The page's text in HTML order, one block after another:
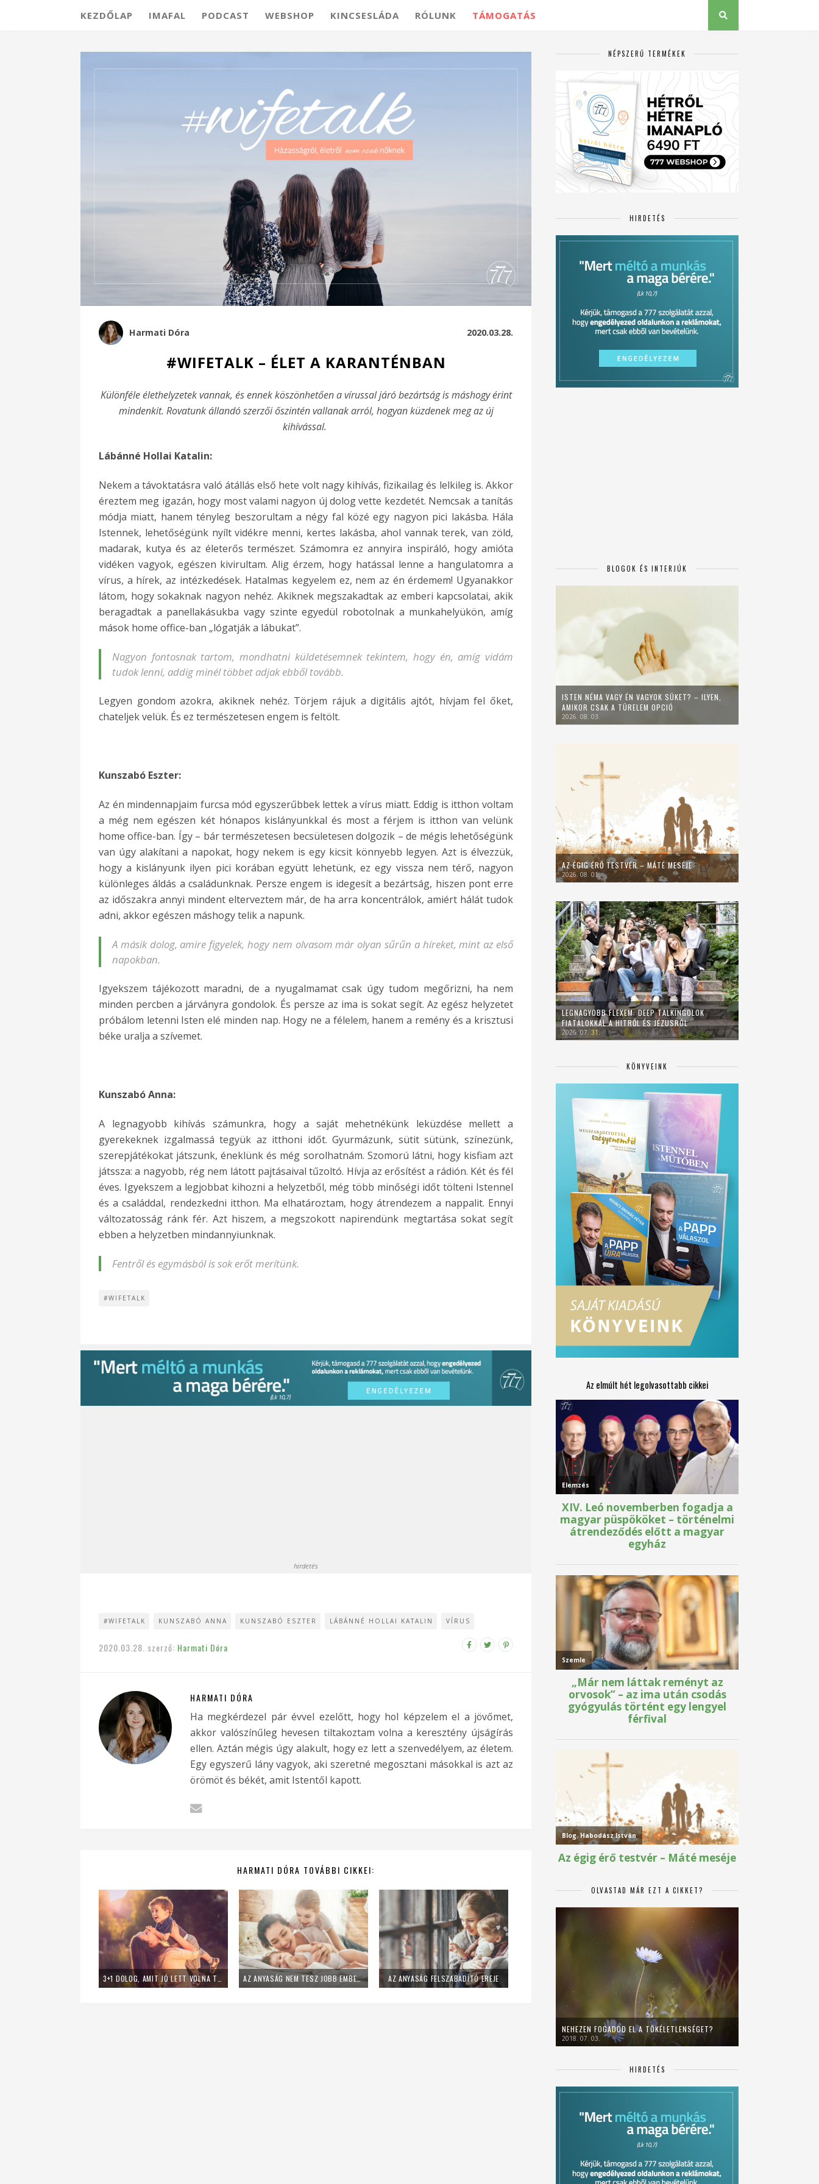
KEZDŐLAP IMAFAL PODCAST WEBSHOP KINCSESLÁDA RÓLUNK TÁMOGATÁS
Harmati Dóra 2020.03.28.
#WIFETALK – ÉLET A KARANTÉNBAN
Különféle élethelyzetek vannak, és ennek köszönhetően a vírussal járó bezártság is máshogy érint
mindenkit. Rovatunk állandó szerzői őszintén vallanak arról, hogyan küzdenek meg az új
kihívással.
Lábánné Hollai Katalin:
Nekem a távoktatásra való átállás első hete volt nagy kihívás, fizikailag és lelkileg is. Akkor
éreztem meg igazán, hogy most valami nagyon új dolog vette kezdetét. Nemcsak a tanítás
módja miatt, hanem tényleg beszorultam a négy fal közé egy nagyon pici lakásba. Hála
Istennek, lehetőségünk nyílt vidékre menni, kertes lakásba, ahol vannak terek, van zöld,
madarak, kutya és az életerős természet. Számomra ez annyira inspiráló, hogy amióta
vidéken vagyok, egészen kivirultam. Alig érzem, hogy hatással lenne a hangulatomra a
vírus, a hírek, az intézkedések. Hatalmas kegyelem ez, nem az én érdemem! Ugyanakkor
látom, hogy sokaknak nagyon nehéz. Akiknek megszakadtak az emberi kapcsolatai, akik
beragadtak a panellakásukba vagy szinte egyedül robotolnak a munkahelyükön, amíg
mások home office-ban „lógatják a lábukat”.
Nagyon fontosnak tartom, mondhatni küldetésemnek tekintem, hogy én, amíg vidám
tudok lenni, addig minél többet adjak ebből tovább.
Legyen gondom azokra, akiknek nehéz. Törjem rájuk a digitális ajtót, hívjam fel őket,
chateljek velük. És ez természetesen engem is feltölt.
Kunszabó Eszter:
Az én mindennapjaim furcsa mód egyszerűbbek lettek a vírus miatt. Eddig is itthon voltam
a még nem egészen két hónapos kislányunkkal és most a férjem is itthon van velünk
home office-ban. Így – bár természetesen becsületesen dolgozik – de mégis lehetőségünk
van úgy alakítani a napokat, hogy nekem is egy kicsit könnyebb legyen. Azt is élvezzük,
hogy a kislányunk ilyen pici korában együtt lehetünk, ez egy vissza nem térő, nagyon
különleges áldás a családunknak. Persze engem is idegesít a bezártság, hiszen pont erre
az időszakra annyi mindent elterveztem már, de ha arra koncentrálok, amiért hálát tudok
adni, akkor egészen máshogy telik a napunk.
A másik dolog, amire figyelek, hogy nem olvasom már olyan sűrűn a híreket, mint az első
napokban.
Igyekszem tájékozott maradni, de a nyugalmamat csak úgy tudom megőrizni, ha nem
minden percben a járványra gondolok. És persze az ima is sokat segít. Az egész helyzetet
próbálom letenni Isten elé minden nap. Hogy ne a félelem, hanem a remény és a krisztusi
béke uralja a szívemet.
Kunszabó Anna:
A legnagyobb kihívás számunkra, hogy a saját mehetnékünk leküzdése mellett a
gyerekeknek izgalmassá tegyük az itthoni időt. Gyurmázunk, sütit sütünk, színezünk,
szerepjátékokat játszunk, éneklünk és még sorolhatnám. Szomorú látni, hogy kisfiam azt
játssza: a nagyobb, rég nem látott pajtásaival tűzoltó. Hívja az erősítést a rádión. Két és fél
éves. Igyekszem a legjobbat kihozni a helyzetből, még több minőségi időt tölteni Istennel
és a családdal, rendezkedni itthon. Ma elhatároztam, hogy átrendezem a nappalit. Ennyi
változatosság ránk fér. Azt hiszem, a megszokott napirendünk megtartása sokat segít
ebben a helyzetben mindannyiunknak.
Fentről és egymásból is sok erőt merítünk.
#WIFETALK
hirdetés
#WIFETALK KUNSZABÓ ANNA KUNSZABÓ ESZTER LÁBÁNNÉ HOLLAI KATALIN VÍRUS
2020.03.28. szerző: Harmati Dóra
HARMATI DÓRA
Ha megkérdezel pár évvel ezelőtt, hogy hol képzelem el a jövőmet,
akkor valószínűleg hevesen tiltakoztam volna a keresztény újságírás
ellen. Aztán mégis úgy alakult, hogy ez lett a szenvedélyem, az életem.
Egy egyszerű lány vagyok, aki szeretné megosztani másokkal is azt az
örömöt és békét, amit Istentől kapott.
HARMATI DÓRA TOVÁBBI CIKKEI:
AZ ANYASÁG NEM TESZ JOBB EMBERRÉ AZ ANYASÁG FELSZABADÍTÓ EREJE
NÉPSZERŰ TERMÉKEK
HIRDETÉS
BLOGOK ÉS INTERJÚK
ISTEN NÉMA VAGY ÉN VAGYOK SÜKET? – ILYEN,
AMIKOR CSAK A TÜRELEM OPCIÓ
2026. 08. 03.
AZ ÉGIG ÉRŐ TESTVÉR – MÁTÉ MESÉJE
2026. 08. 01.
LEGNAGYOBB FLEXEM: DEEP TALKINGOLOK
FIATALOKKAL A HITRŐL ÉS JÉZUSRÓL
2026. 07. 31.
KÖNYVEINK
Az elmúlt hét legolvasottabb cikkei
OLVASTAD MÁR EZT A CIKKET?
NEHEZEN FOGADOD EL A TÖKÉLETLENSÉGET?
2018. 07. 03.
HIRDETÉS